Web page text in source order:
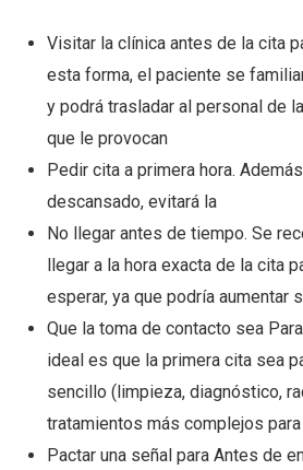
Visitar la clínica antes de la cita
esta forma, el paciente se
y podrá trasladar al personal de
que le provocan
Pedir cita a primera hora.
descansado, evitará la
No llegar antes de tiempo. Se
llegar a la hora exacta de la cita
esperar, ya que podría aumentar
Que la toma de contacto sea
ideal es que la primera cita sea
sencillo (limpieza, diagnóstico,
tratamientos más complejos
Pactar una señal para Antes de